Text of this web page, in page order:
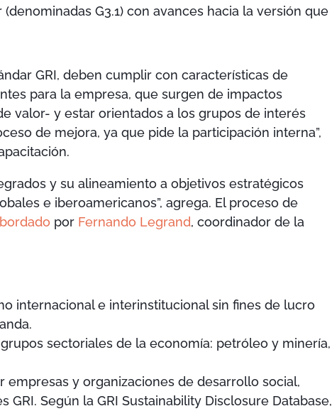
G3.1) con avances hacia la versión que
GRI, deben cumplir con características de
para la empresa, que surgen de impactos
valor- y estar orientados a los grupos de interés
de mejora, ya que pide la participación interna”,
y su alineamiento a objetivos estratégicos
e iberoamericanos”, agrega. El proceso de
por Fernando Legrand, coordinador de la
internacional e interinstitucional sin fines de lucro
sectoriales de la economía: petróleo y minería,
empresas y organizaciones de desarrollo social,
Según la GRI Sustainability Disclosure Database,